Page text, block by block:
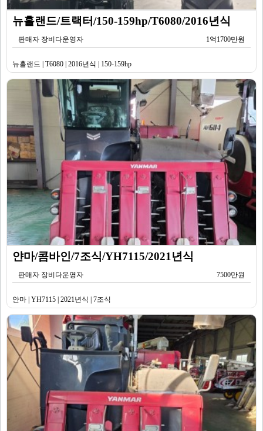
뉴홀랜드/트랙터/150-159hp/T6080/2016년식
판매자 장비다운영자 1억1700만원
뉴홀랜드 | T6080 | 2016년식 | 150-159hp
얀마/콤바인/7조식/YH7115/2021년식
판매자 장비다운영자 7500만원
얀마 | YH7115 | 2021년식 | 7조식